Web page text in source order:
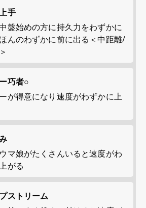
手
盤始めの方に持久力をわずかに
んのわずかに前に出る＜中距離/
巧者○
が得意になり速度がわずかに上
マ娘がたくさんいると速度がわ
がる
ストリーム